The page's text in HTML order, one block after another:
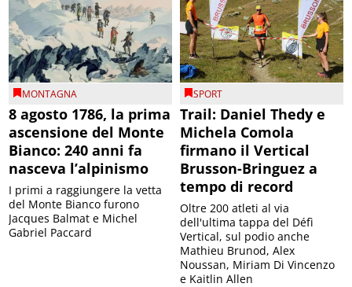
MONTAGNA
8 agosto 1786, la prima
ascensione del Monte
Bianco: 240 anni fa
nasceva l’alpinismo
I primi a raggiungere la vetta
del Monte Bianco furono
Jacques Balmat e Michel
Gabriel Paccard
SPORT
Trail: Daniel Thedy e
Michela Comola
firmano il Vertical
Brusson-Bringuez a
tempo di record
Oltre 200 atleti al via
dell'ultima tappa del Défì
Vertical, sul podio anche
Mathieu Brunod, Alex
Noussan, Miriam Di Vincenzo
e Kaitlin Allen